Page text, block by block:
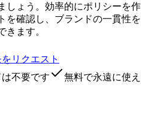
しょう。効率的にポリシーを作
を確認し、ブランドの一貫性を
きます。
リクエスト
不要です
無料で永遠に使え